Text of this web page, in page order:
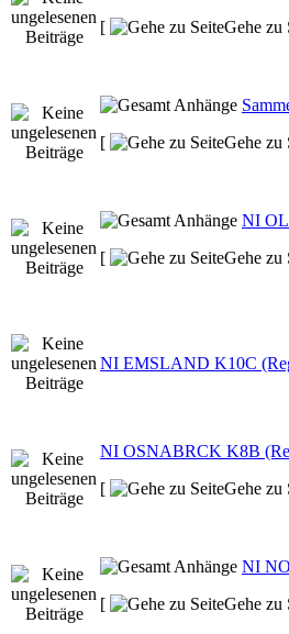
[
Gehe zu
[
Gehe zu
NI
[
Gehe zu
NI EMSLAND K10C
NI OSNABRCK K8B
[
Gehe zu
NI
[
Gehe zu